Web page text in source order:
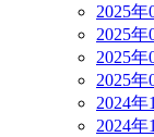
2025年
2025年
2025年
2025年
2024年
2024年